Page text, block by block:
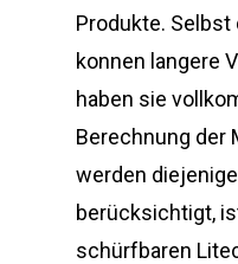
Produkte.
konnen langere
haben sie
Berechnung der
werden
berücksichtigt,
schürfbaren